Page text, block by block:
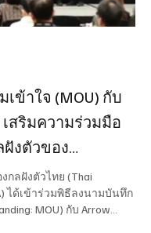
ข้าใจ (MOU) กับ
เสริมความร่วมมือ
งตัวของ
กลฝังตัวไทย (Thai
ได้เข้าร่วมพิธีลงนามบันทึก
MOU) กับ Arrow